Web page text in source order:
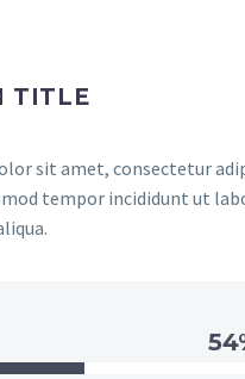
TITLE
sit amet, consectetur
tempor incididunt ut